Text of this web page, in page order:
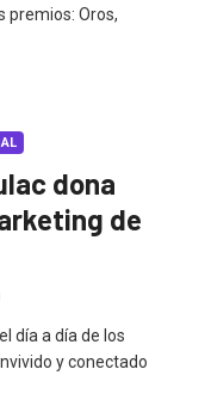
premios: Oros,
dona
de
día a día de los
y conectado